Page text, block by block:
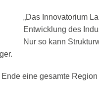
„Das Innovatorium
Entwicklung des
Nur so kann
eine gesamte